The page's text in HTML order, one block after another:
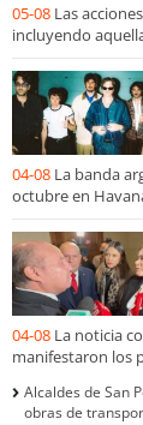
05-08 Las
incluyendo
04-08 La banda
octubre en
04-08 La noticia
manifestaron los
Alcaldes de San
obras de